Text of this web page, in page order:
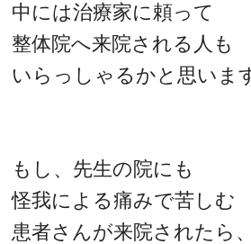
中には治療家に頼って
整体院へ来院される人も
いらっしゃるかと思いま
もし、先生の院にも
怪我による痛みで苦しむ
患者さんが来院されたら、